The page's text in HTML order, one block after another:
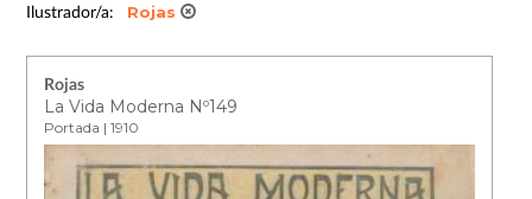
Ilustrador/a: Rojas
Rojas
La Vida Moderna Nº149
Portada | 1910